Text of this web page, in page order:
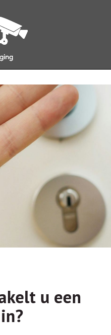
OVER ONS
OVER MIB
REVIEWS
INBRAAKBEVEILIGING
ONZE EXPERTISES
ALARMSYSTEEM
& VEILIG HANG- EN
CAMERABEWAKING
DEUREN
KLUIZEN
SLEUTELPLAN –
u een